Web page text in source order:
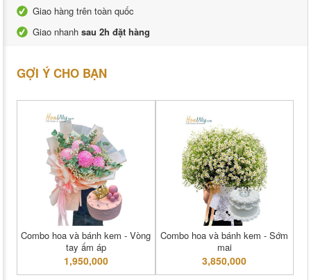
Giao hàng trên toàn quốc
Giao nhanh sau 2h đặt hàng
GỢI Ý CHO BẠN
Combo hoa và bánh kem - Vòng
tay ấm áp
1,950,000
Combo hoa và bánh kem - Sớm
mai
3,850,000